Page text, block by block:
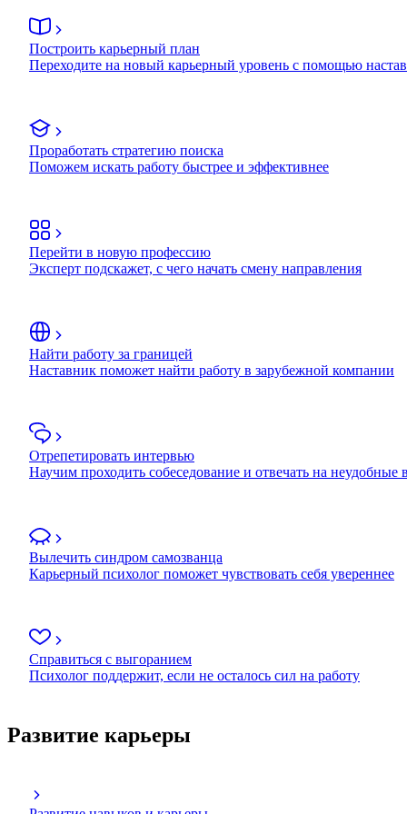
Построить карьерный план
Переходите на новый карьерный уровень с помощью
Проработать стратегию поиска
Поможем искать работу быстрее и эффективнее
Перейти в новую профессию
Эксперт подскажет, с чего начать смену направления
Найти работу за границей
Наставник поможет найти работу в зарубежной компании
Отрепетировать интервью
Научим проходить собеседование и отвечать на неудобные
Вылечить синдром самозванца
Карьерный психолог поможет чувствовать себя увереннее
Справиться с выгоранием
Психолог поддержит, если не осталось сил на работу
Развитие карьеры